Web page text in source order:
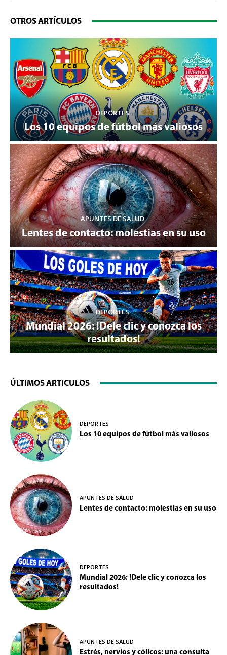
OTROS ARTÍCULOS
DEPORTES
Los 10 equipos de fútbol más valiosos
APUNTES DE SALUD
Lentes de contacto: molestias en su uso
DEPORTES
Mundial 2026: !Dele clic y conozca los
resultados!
ÚLTIMOS ARTICULOS
DEPORTES
Los 10 equipos de fútbol más valiosos
APUNTES DE SALUD
Lentes de contacto: molestias en su uso
DEPORTES
Mundial 2026: !Dele clic y conozca los
resultados!
APUNTES DE SALUD
Estrés, nervios y cólicos: una consulta